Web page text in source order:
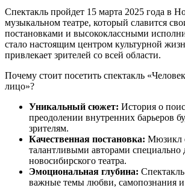
Спектакль пройдет 15 марта 2025 года в
музыкальном театре, который славится
постановками и высококлассными
стало настоящим центром культурной
привлекает зрителей со всей области.
Почему стоит посетить спектакль
лицо»?
Уникальный сюжет: История о
преодолении внутренних барьеров
зрителям.
Качественная постановка: Мюзикл
талантливыми авторами специально
новосибирского театра.
Эмоциональная глубина: Спектакль
важные темы любви, самопознания и